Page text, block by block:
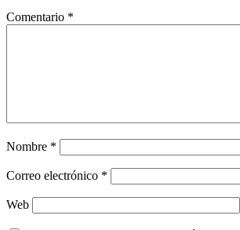
Comentario *
Nombre *
Correo electrónico *
Web